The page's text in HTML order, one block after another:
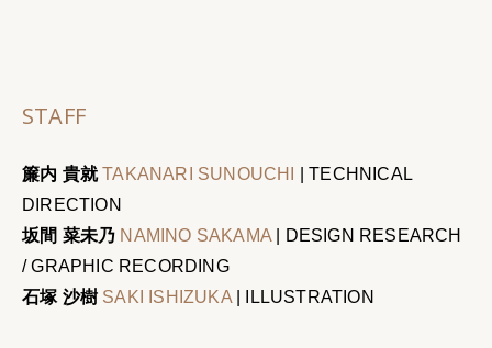
STAFF
簾内 貴就 TAKANARI SUNOUCHI |TECHNICAL
DIRECTION
坂間 菜未乃 NAMINO SAKAMA
DESIGN RESEARCH
/ GRAPHIC RECORDING
石塚 沙樹 SAKI ISHIZUKA| ILLUSTRATION